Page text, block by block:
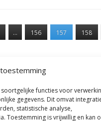
functies voor
gegevens. Dit omvat
statistische analyse,
Toestemming is vrijwillig en kan
… 156 157 158
Aalsmeer
enOude
De